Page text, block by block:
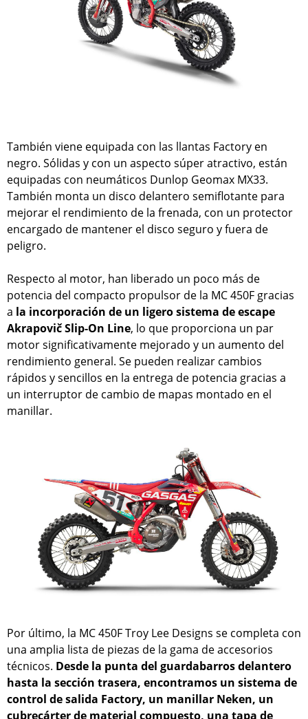
También viene equipada con las llantas Factory en
negro. Sólidas y con un aspecto súper atractivo, están
equipadas con neumáticos Dunlop Geomax MX33.
También monta un disco delantero semiflotante para
mejorar el rendimiento de la frenada, con un protector
encargado de mantener el disco seguro y fuera de
peligro.
Respecto al motor, han liberado un poco más de
potencia del compacto propulsor de la MC 450F gracias
a la incorporación de un ligero sistema de escape
Akrapovič Slip-On Line, lo que proporciona un par
motor significativamente mejorado y un aumento del
rendimiento general. Se pueden realizar cambios
rápidos y sencillos en la entrega de potencia gracias a
un interruptor de cambio de mapas montado en el
manillar.
Por último, la MC 450F Troy Lee Designs se completa con
una amplia lista de piezas de la gama de accesorios
técnicos. Desde la punta del guardabarros delantero
hasta la sección trasera, encontramos un sistema de
control de salida Factory, un manillar Neken, un
cubrecárter de material compuesto, una tapa de